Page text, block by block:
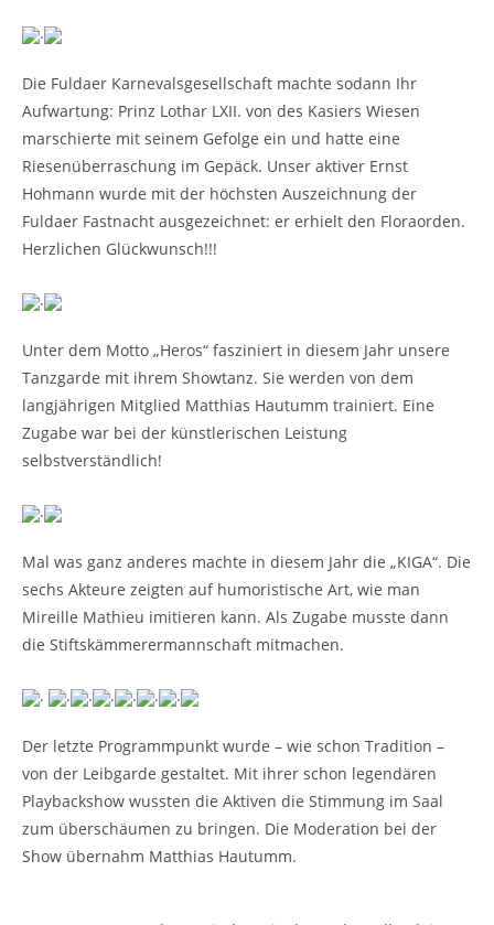
.
Die Fuldaer Karnevalsgesellschaft machte sodann Ihr
Aufwartung: Prinz Lothar LXII. von des Kasiers Wiesen
marschierte mit seinem Gefolge ein und hatte eine
Riesenüberraschung im Gepäck. Unser aktiver Ernst
Hohmann wurde mit der höchsten Auszeichnung der
Fuldaer Fastnacht ausgezeichnet: er erhielt den Floraorden.
Herzlichen Glückwunsch!!!
.
Unter dem Motto „Heros“ fasziniert in diesem Jahr unsere
Tanzgarde mit ihrem Showtanz. Sie werden von dem
langjährigen Mitglied Matthias Hautumm trainiert. Eine
Zugabe war bei der künstlerischen Leistung
selbstverständlich!
.
Mal was ganz anderes machte in diesem Jahr die „KIGA“. Die
sechs Akteure zeigten auf humoristische Art, wie man
Mireille Mathieu imitieren kann. Als Zugabe musste dann
die Stiftskämmerermannschaft mitmachen.
. . . . . . .
Der letzte Programmpunkt wurde – wie schon Tradition –
von der Leibgarde gestaltet. Mit ihrer schon legendären
Playbackshow wussten die Aktiven die Stimmung im Saal
zum überschäumen zu bringen. Die Moderation bei der
Show übernahm Matthias Hautumm.